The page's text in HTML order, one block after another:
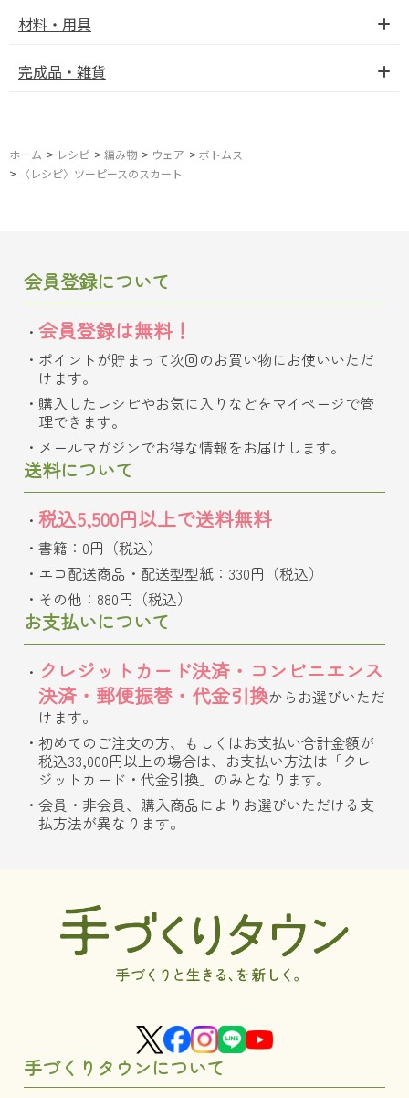
材料・用具
完成品・雑貨
ホーム > レシピ > 編み物 > ウェア > ボトムス
>
〈レシピ〉ツーピースのスカート
会員登録について
会員登録は無料！
ポイントが貯まって次回のお買い物にお使いいただ
けます。
購入したレシピやお気に入りなどをマイページで管
理できます。
メールマガジンでお得な情報をお届けします。
送料について
税込5,500円以上で送料無料
書籍：0円（税込）
エコ配送商品・配送型型紙：330円（税込）
その他：880円（税込）
お支払いについて
クレジットカード決済・コンビニエンス
決済・郵便振替・代金引換からお選びいただ
けます。
初めてのご注文の方、もしくはお支払い合計金額が
税込33,000円以上の場合は、お支払い方法は「クレ
ジットカード・代金引換」のみとなります。
会員・非会員、購入商品によりお選びいただける支
払方法が異なります。
手づくりタウンについて